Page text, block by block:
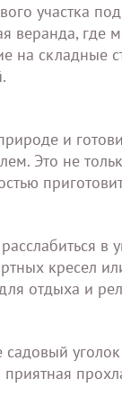
участка
веранда,
на складные
и
Это не
кресел
отдыха и
садовый